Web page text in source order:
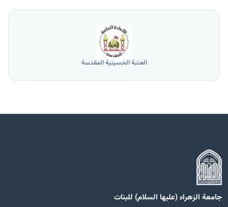
العتبة الحسينية المقدسة
جامعة الزهراء (عليها السلام) للبنات